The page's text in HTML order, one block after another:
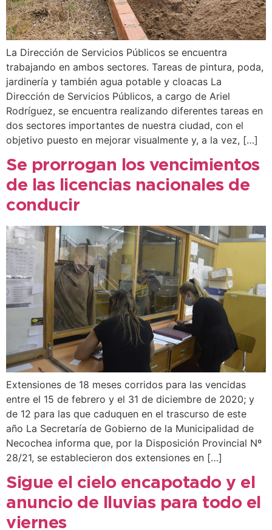
La Dirección de Servicios Públicos se encuentra
trabajando en ambos sectores. Tareas de pintura, poda,
jardinería y también agua potable y cloacas La
Dirección de Servicios Públicos, a cargo de Ariel
Rodríguez, se encuentra realizando diferentes tareas en
dos sectores importantes de nuestra ciudad, con el
objetivo puesto en mejorar visualmente y, a la vez, […]
Se prorrogan los vencimientos
de las licencias nacionales de
conducir
Extensiones de 18 meses corridos para las vencidas
entre el 15 de febrero y el 31 de diciembre de 2020; y
de 12 para las que caduquen en el trascurso de este
año La Secretaría de Gobierno de la Municipalidad de
Necochea informa que, por la Disposición Provincial Nº
28/21, se establecieron dos extensiones en […]
Sigue el cielo encapotado y el
anuncio de lluvias para todo el
viernes